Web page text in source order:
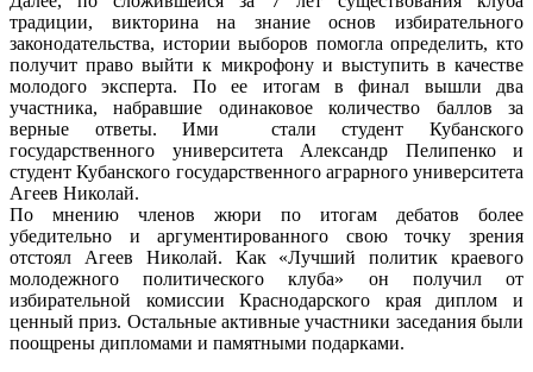
традиции, викторина на знание основ избирательного
законодательства, истории выборов помогла определить, кто
получит право выйти к микрофону и выступить в качестве
молодого эксперта. По ее итогам в финал вышли два
участника, набравшие одинаковое количество баллов за
верные ответы. Ими стали студент Кубанского
государственного университета Александр Пелипенко и
студент Кубанского государственного аграрного университета
Агеев Николай.
По мнению членов жюри по итогам дебатов более
убедительно и аргументированного свою точку зрения
отстоял Агеев Николай. Как «Лучший политик краевого
молодежного политического клуба» он получил от
избирательной комиссии Краснодарского края диплом и
ценный приз. Остальные активные участники заседания были
поощрены дипломами и памятными подарками.